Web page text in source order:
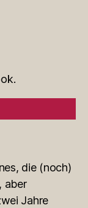
die (noch)
aber
Jahre